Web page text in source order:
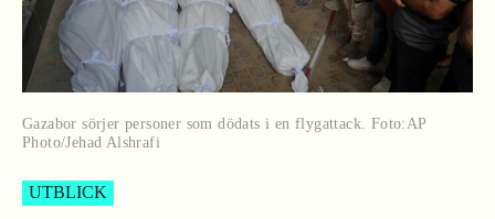
Gazabor sörjer personer som dödats i en flygattack. Foto:AP
Photo/Jehad Alshrafi
UTBLICK